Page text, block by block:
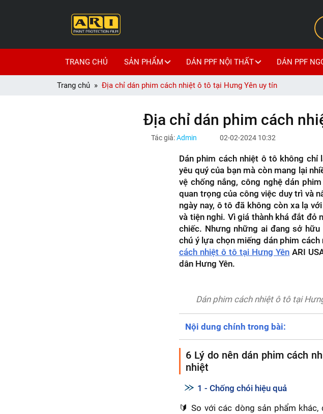
TRANG CHỦ SẢN PHẨM DÁN PPF NỘI THẤT DÁN PPF
Trang chủ Địa chỉ dán phim cách nhiệt ô tô tại Hưng Yên uy tín
Địa chỉ dán phim cách
Tác giả:Admin 02-02-2024 10:32
Dán phim cách nhiệt ô tô không
yêu quý của bạn mà còn mang lại
vệ chống nắng, công nghệ dán
quan trọng của công việc duy trì và
ngày nay, ô tô đã không còn xa lạ
và tiện nghi. Vì giá thành khá đắt đỏ
chiếc. Nhưng những ai đang sở
chú ý lựa chọn miếng dán phim
cách nhiệt ô tô tại Hưng Yên ARI
dân Hưng Yên.
Dán phim cách nhiệt ô tô tại
Nội dung chính trong bài:
6 Lý do nên dán phim cách
nhiệt
1 - Chống chói hiệu quả
🔰 So với các dòng sản phẩm